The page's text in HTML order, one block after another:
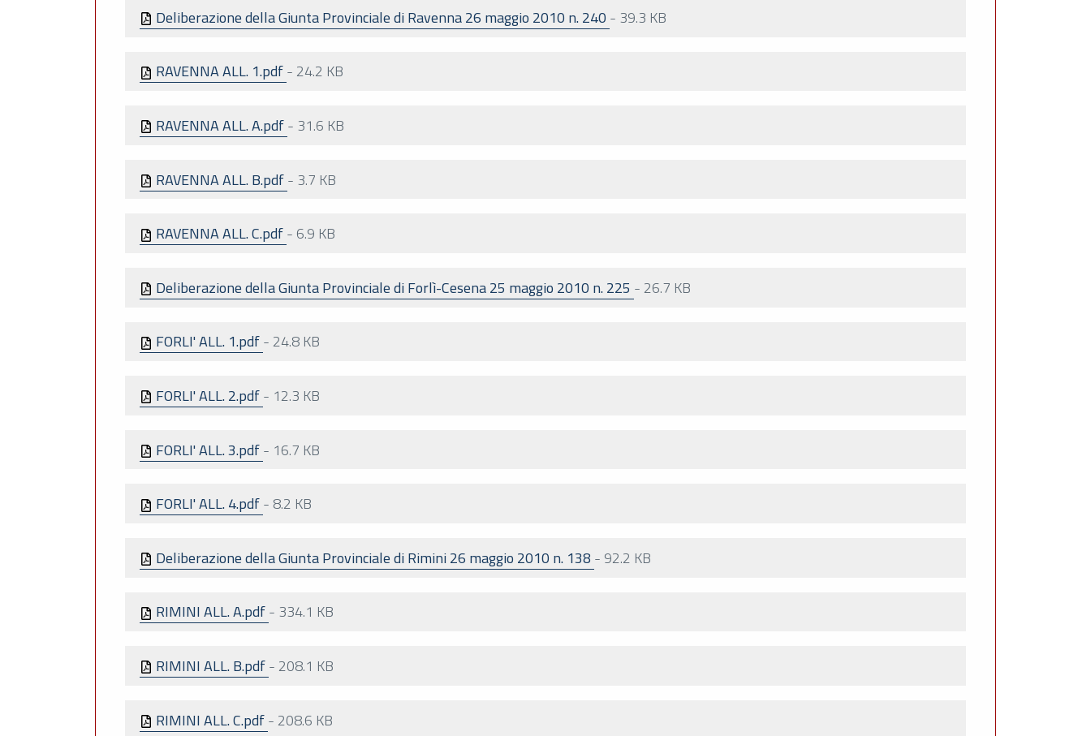
Deliberazione della Giunta Provinciale di Ravenna 26 maggio 2010 n. 240 - 39.3 KB
RAVENNA ALL. 1.pdf- 24.2 KB
RAVENNA ALL. A.pdf- 31.6 KB
RAVENNA ALL. B.pdf- 3.7 KB
RAVENNA ALL. C.pdf- 6.9 KB
Deliberazione della Giunta Provinciale di Forlì-Cesena 25 maggio 2010 n. 225 - 26.7 KB
FORLI' ALL. 1.pdf- 24.8 KB
FORLI' ALL. 2.pdf- 12.3 KB
FORLI' ALL. 3.pdf- 16.7 KB
FORLI' ALL. 4.pdf- 8.2 KB
Deliberazione della Giunta Provinciale di Rimini 26 maggio 2010 n. 138 - 92.2 KB
RIMINI ALL. A.pdf- 334.1 KB
RIMINI ALL. B.pdf- 208.1 KB
RIMINI ALL. C.pdf- 208.6 KB